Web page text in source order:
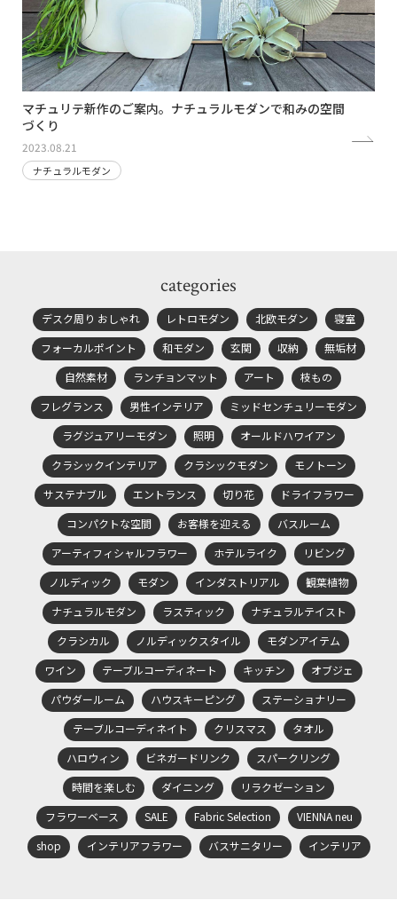
マチュリテ新作のご案内。ナチュラルモダンで和みの空間
づくり
2023.08.21
ナチュラルモダン
categories
デスク周り おしゃれ レトロモダン 北欧モダン
寝室
フォーカルポイント
和モダン 玄関 収納
無垢材
自然素材
ランチョンマット アート
枝もの
フレグランス
男性インテリア
ミッドセンチュリーモダン
ラグジュアリーモダン
照明
オールドハワイアン
クラシックインテリア
クラシックモダン
モノトーン
サステナブル
エントランス 切り花
ドライフラワー
コンパクトな空間
お客様を迎える
バスルーム
アーティフィシャルフラワー
ホテルライク
リビング
ノルディック
モダン インダストリアル
観葉植物
ナチュラルモダン
ラスティック
ナチュラルテイスト
クラシカル
ノルディックスタイル
モダンアイテム
ワイン
テーブルコーディネート キッチン
オブジェ
パウダールーム
ハウスキーピング
ステーショナリー
テーブルコーディネイト
クリスマス
タオル
ハロウィン
ビネガードリンク
スパークリング
時間を楽しむ
ダイニング
リラクゼーション
フラワーベース
SALE Fabric Selection
VIENNA neu
shop
インテリアフラワー バスサニタリー インテリア